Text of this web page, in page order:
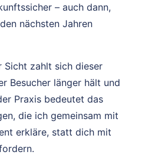
– auch dann,
nächsten Jahren
Sicht zahlt sich dieser
Besucher länger hält und
Praxis bedeutet das
die ich gemeinsam mit
erkläre, statt dich mit